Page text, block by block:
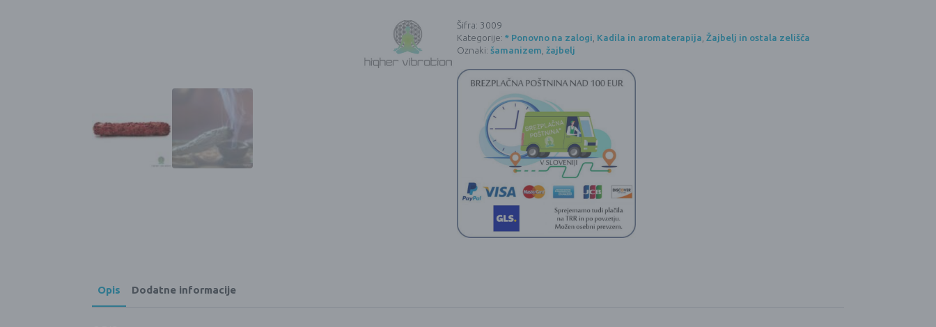
-
22
cm
količina
Šifra: 3009
Kategorije: * Ponovno na zalogi, Kadila in aromaterapija, Žajbelj in ostala zelišča
Oznaki: šamanizem, žajbelj
Opis Dodatne informacije